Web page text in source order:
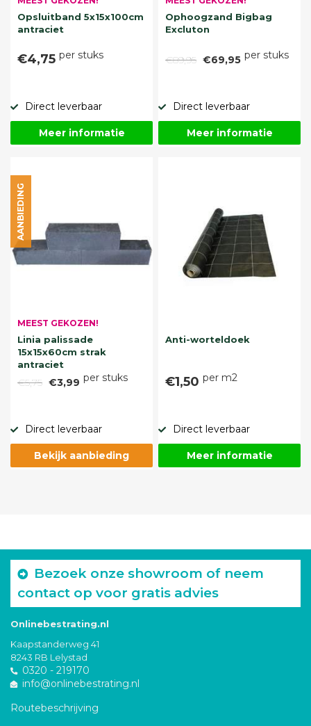
Opsluitband 5x15x100cm
antraciet
€4,75 per stuks
Direct leverbaar
Meer informatie
Ophoogzand Bigbag
Excluton
€89,95 €69,95 per stuks
Direct leverbaar
Meer informatie
MEEST GEKOZEN!
Linia palissade
15x15x60cm strak
antraciet
€5,75 €3,99 per stuks
AANBIEDING
Direct leverbaar
Bekijk aanbieding
Anti-worteldoek
€1,50 per m2
Direct leverbaar
Meer informatie
Bezoek onze showroom of neem
contact op voor gratis advies
Onlinebestrating.nl
Kaapstanderweg 41
8243 RB Lelystad
0320 - 219170
info@onlinebestrating.nl
Routebeschrijving